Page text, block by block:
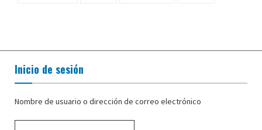
Inicio de sesión
Nombre de usuario o dirección de correo electrónico